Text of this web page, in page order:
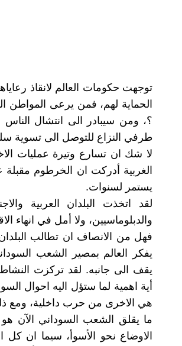
توجهت حكومات العالم لانقاذ
الحماية لهم، فمن يرعى المواطن
؟، ومن سيبادر الى انتشال
طرفي النزاع للتوصل الى تسوية
لا شك ان تسارع وتيرة عمليات
الغربية أدركت ان الخرطوم
يستمر لسنوات.
لقد اتخذت البلدان العربية
والدبلوماسيين، ولا أمل في انهاء
فهل من الانصاف ان تطالب
يفكر العالم بمصير الشعب
يقف الى جانبه. لقد تركزت
أية اهمية لما ستؤل اليه احوال
هي الاخرى من حرب داخلية، ومع
ما يقلق الشعب السوداني الآن
الاوضاع نحو الأسوأ، سيما ان